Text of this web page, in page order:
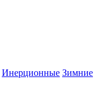
Инерционные Зимние